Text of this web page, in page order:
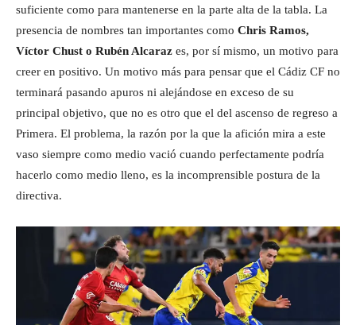
suficiente como para mantenerse en la parte alta de la tabla. La
presencia de nombres tan importantes como Chris Ramos,
Víctor Chust o Rubén Alcaraz es, por sí mismo, un motivo para
creer en positivo. Un motivo más para pensar que el Cádiz CF no
terminará pasando apuros ni alejándose en exceso de su
principal objetivo, que no es otro que el del ascenso de regreso a
Primera. El problema, la razón por la que la afición mira a este
vaso siempre como medio vació cuando perfectamente podría
hacerlo como medio lleno, es la incomprensible postura de la
directiva.